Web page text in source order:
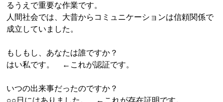
るうえで重要な作業です。
人間社会では、大昔からコミュニケーションは信頼関係で
成立していました。
もしもし、あなたは誰ですか？
はい私です。 ←これが認証です。
いつの出来事だったのですか？
○○日にはありました。 ←これが存在証明です。